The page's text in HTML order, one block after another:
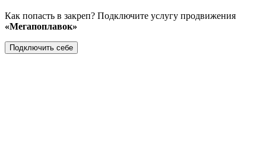
Как попасть в закреп? Подключите услугу продвижения
«Мегапоплавок»
Подключить себе